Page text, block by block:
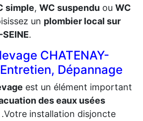
simple, WC suspendu ou WC
un plombier local sur
.
CHATENAY-
Entretien, Dépannage
est un élément important
des eaux usées
installation disjoncte